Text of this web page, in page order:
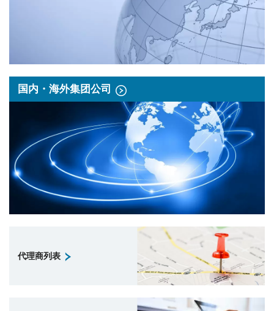
国内・海外集团公司
代理商列表